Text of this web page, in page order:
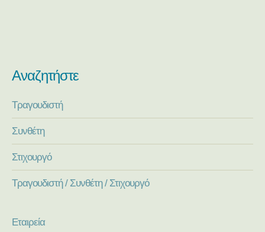
Αναζητήστε
Τραγουδιστή
Συνθέτη
Στιχουργό
Τραγουδιστή / Συνθέτη / Στιχουργό
Εταιρεία